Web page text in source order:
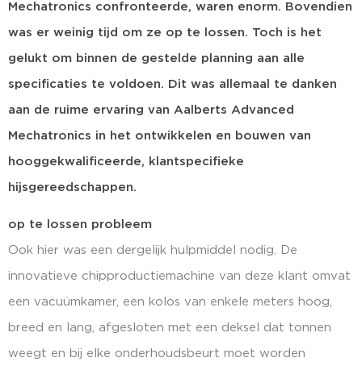
Mechatronics confronteerde, waren enorm. Bovendien
was er weinig tijd om ze op te lossen. Toch is het
gelukt om binnen de gestelde planning aan alle
specificaties te voldoen. Dit was allemaal te danken
aan de ruime ervaring van Aalberts Advanced
Mechatronics in het ontwikkelen en bouwen van
hooggekwalificeerde, klantspecifieke
hijsgereedschappen.
op te lossen probleem
Ook hier was een dergelijk hulpmiddel nodig. De
innovatieve chipproductiemachine van deze klant omvat
een vacuümkamer, een kolos van enkele meters hoog,
breed en lang, afgesloten met een deksel dat tonnen
weegt en bij elke onderhoudsbeurt moet worden